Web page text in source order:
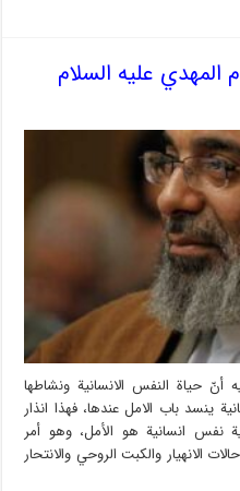
المهدي عليه السلام
حياة النفس الانسانية ونشاطها
ينسد باب الامل عندها، فهذا انذار
لاية نفس انسانية هو الأمل، وهو أمر
الانهيار والكبت الروحي والانتحار